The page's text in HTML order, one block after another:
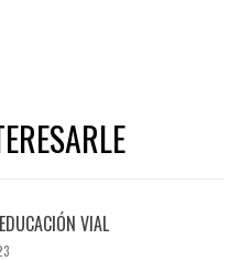
VIAL